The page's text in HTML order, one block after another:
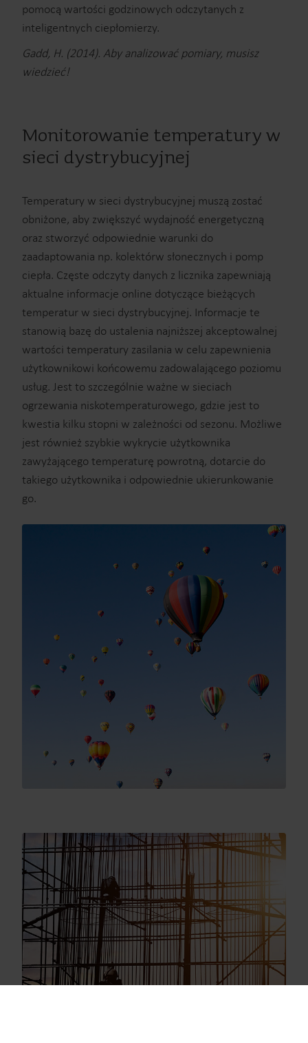
pomocą wartości godzinowych odczytanych z
inteligentnych ciepłomierzy.
Gadd, H. (2014). Aby analizować pomiary, musisz
wiedzieć!
Monitorowanie temperatury w
sieci dystrybucyjnej
Temperatury w sieci dystrybucyjnej muszą zostać
obniżone, aby zwiększyć wydajność energetyczną
oraz stworzyć odpowiednie warunki do
zaadaptowania np. kolektórw słonecznych i pomp
ciepła. Częste odczyty danych z licznika zapewniają
aktualne informacje online dotyczące bieżących
temperatur w sieci dystrybucyjnej. Informacje te
stanowią bazę do ustalenia najniższej akceptowalnej
wartości temperatury zasilania w celu zapewnienia
użytkownikowi końcowemu zadowalającego poziomu
usług. Jest to szczególnie ważne w sieciach
ogrzewania niskotemperaturowego, gdzie jest to
kwestia kilku stopni w zależności od sezonu. Możliwe
jest również szybkie wykrycie użytkownika
zawyżającego temperaturę powrotną, dotarcie do
takiego użytkownika i odpowiednie ukierunkowanie
go.